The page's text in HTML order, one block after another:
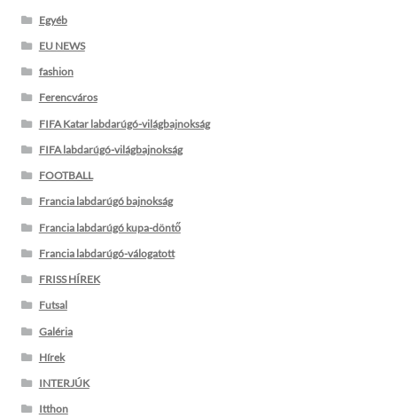
Egyéb
EU NEWS
fashion
Ferencváros
FIFA Katar labdarúgó-világbajnokság
FIFA labdarúgó-világbajnokság
FOOTBALL
Francia labdarúgó bajnokság
Francia labdarúgó kupa-döntő
Francia labdarúgó-válogatott
FRISS HÍREK
Futsal
Galéria
Hírek
INTERJÚK
Itthon